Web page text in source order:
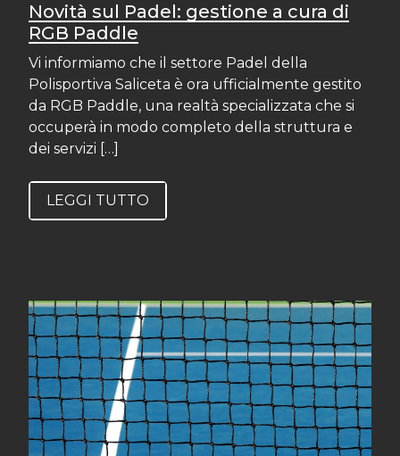
Novità sul Padel: gestione a cura di
RGB Paddle
Vi informiamo che il settore Padel della
Polisportiva Saliceta è ora ufficialmente gestito
da RGB Paddle, una realtà specializzata che si
occuperà in modo completo della struttura e
dei servizi […]
LEGGI TUTTO